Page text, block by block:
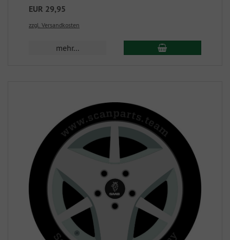
EUR 29,95
zzgl. Versandkosten
mehr...